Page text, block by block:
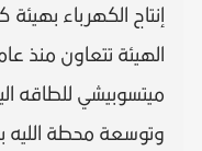
إنتاج الكهرباء
ميتسوبيشي للطاقه
وتوسعة محطة الليه